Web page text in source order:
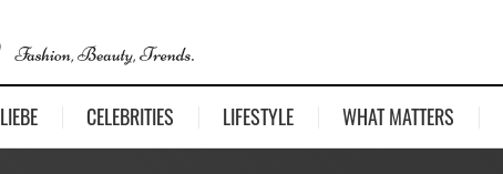
LIEBE CELEBRITIES LIFESTYLE WHAT MATTERS